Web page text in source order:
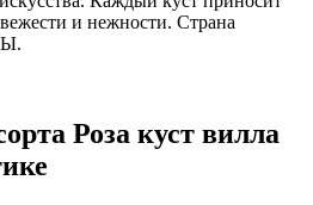
и нежности. Страна
Роза куст вилла